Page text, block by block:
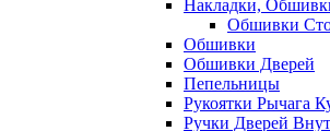
Накладки,
Обшивки
Обшивки
Обшивки Дверей
Пепельницы
Рукоятки Рычага
Ручки Дверей